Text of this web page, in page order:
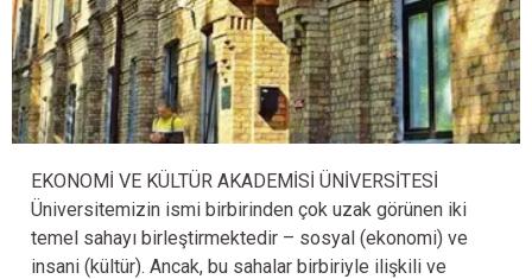
EKONOMİ VE KÜLTÜR
AKADEMİSİ
ÜNİVERSİTESİ
EKONOMİ VE KÜLTÜR AKADEMİSİ ÜNİVERSİTESİ
Üniversitemizin ismi birbirinden çok uzak görünen iki
temel sahayı birleştirmektedir – sosyal (ekonomi) ve
insani (kültür). Ancak, bu sahalar birbiriyle ilişkili ve